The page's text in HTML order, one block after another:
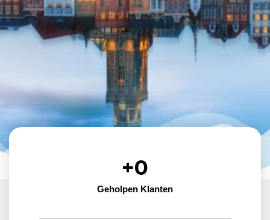
Geholpen Klanten
+0